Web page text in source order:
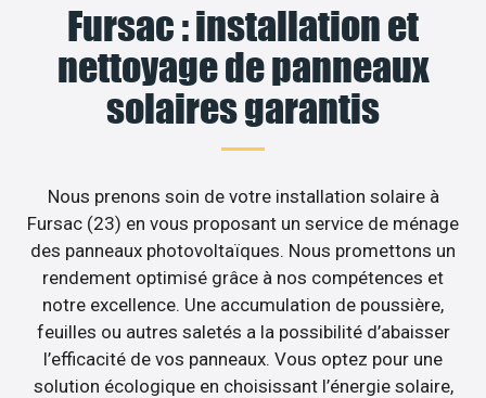
Fursac : installation et
nettoyage de panneaux
solaires garantis
Nous prenons soin de votre installation solaire à
Fursac (23) en vous proposant un service de ménage
des panneaux photovoltaïques. Nous promettons un
rendement optimisé grâce à nos compétences et
notre excellence. Une accumulation de poussière,
feuilles ou autres saletés a la possibilité d’abaisser
l’efficacité de vos panneaux. Vous optez pour une
solution écologique en choisissant l’énergie solaire,